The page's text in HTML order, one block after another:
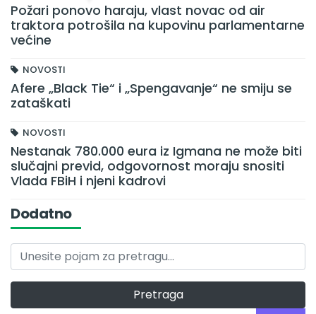
Požari ponovo haraju, vlast novac od air
traktora potrošila na kupovinu parlamentarne
većine
NOVOSTI
Afere „Black Tie“ i „Spengavanje“ ne smiju se
zataškati
NOVOSTI
Nestanak 780.000 eura iz Igmana ne može biti
slučajni previd, odgovornost moraju snositi
Vlada FBiH i njeni kadrovi
Dodatno
Pretraga